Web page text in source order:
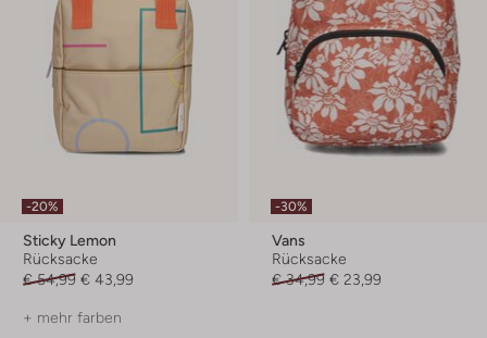
-20%
Sticky Lemon
Rücksacke
€ 54,99 € 43,99
+ mehr farben
-30%
Vans
Rücksacke
€ 34,99 € 23,99